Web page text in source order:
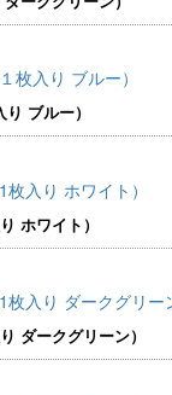
ブルー）
ホワイト）
ダークグリーン）